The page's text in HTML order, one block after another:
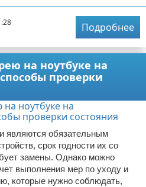
Подробнее
на ноутбуке на
проверки
являются обязательным
срок годности их со
замены. Однако можно
выполнения мер по уходу и
которые нужно соблюдать,